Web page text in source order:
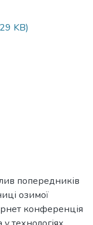
KB)
попередників
озимої
конференція